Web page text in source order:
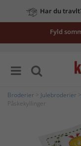
Har du
Fyld
Broderier Julebroderier
Påskekyllinger